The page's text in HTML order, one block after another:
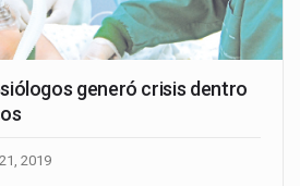
generó crisis dentro
2019